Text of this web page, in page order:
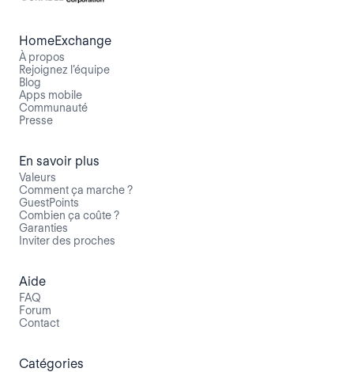
HomeExchange
À propos
Rejoignez l’équipe
Blog
Apps mobile
Communauté
Presse
En savoir plus
Valeurs
Comment ça marche ?
GuestPoints
Combien ça coûte ?
Garanties
Inviter des proches
Aide
FAQ
Forum
Contact
Catégories